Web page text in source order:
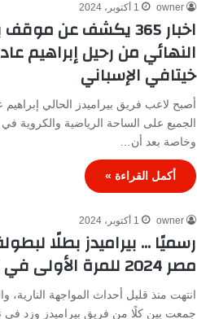
owner 1 أكتوبر، 2024
اخبار 365 يكشف عن
النهائي من رحيل إبراهيم
خيتافي الإسباني
أصبح لاعب فريق بيراميدز الحالي
الجميع على الساحة الرياضية والكروية
وخاصة بعد أن…
أكمل القراءة »
owner 1 أكتوبر، 2024
رسميًا … بيراميدز بطلًا
مصر 2024 للمرة الأولى في تاريخه
انتهت منذ قليل أحداث المواجهة النارية،
جمعت بين كلًا من فريق بيراميدز وزد في